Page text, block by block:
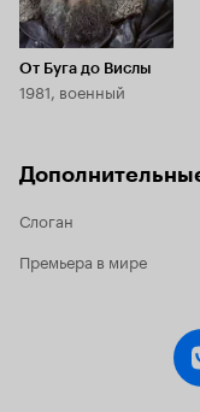
От Буга до Вислы
1981, военный
Слоган
Премьера в мире